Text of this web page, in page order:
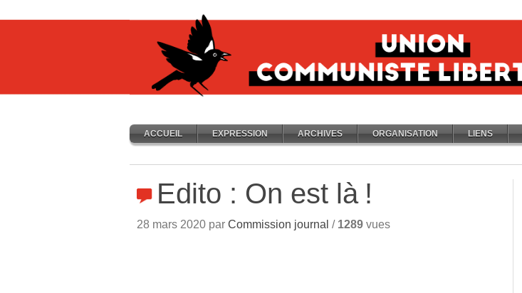
ACCUEIL EXPRESSION ARCHIVES ORGANISATION LIENS
Edito : On est là !
28 mars 2020 par Commission journal / 1289 vues